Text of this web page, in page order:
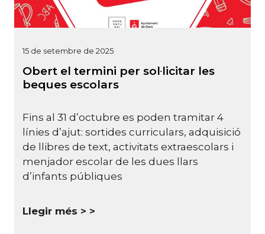
15 de setembre de 2025
Obert el termini per sol·licitar les
beques escolars
Fins al 31 d’octubre es poden tramitar 4
línies d’ajut: sortides curriculars, adquisició
de llibres de text, activitats extraescolars i
menjador escolar de les dues llars
d’infants públiques
Llegir més >